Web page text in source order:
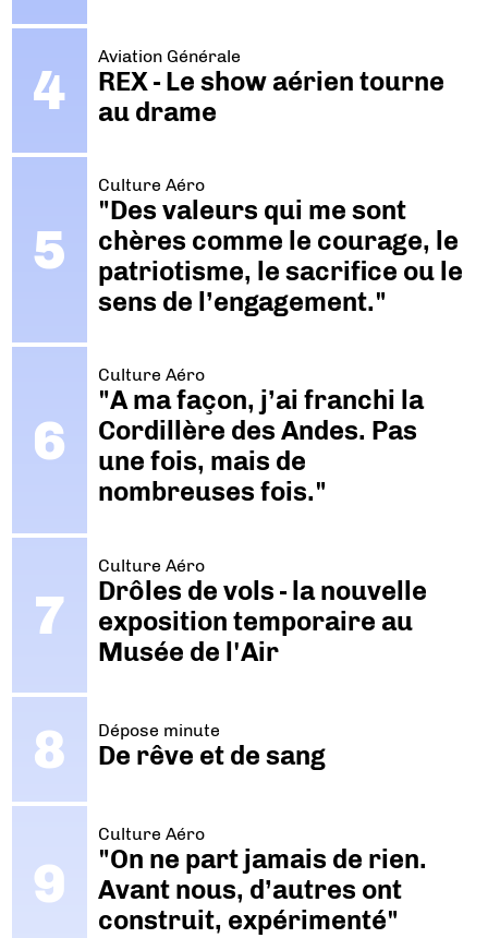
Aviation Générale
REX - Le show aérien tourne
au drame
Culture Aéro
"Des valeurs qui me sont
chères comme le courage, le
patriotisme, le sacrifice ou le
sens de l’engagement."
Culture Aéro
"A ma façon, j’ai franchi la
Cordillère des Andes. Pas
une fois, mais de
nombreuses fois."
Culture Aéro
Drôles de vols - la nouvelle
exposition temporaire au
Musée de l'Air
Dépose minute
De rêve et de sang
Culture Aéro
"On ne part jamais de rien.
Avant nous, d’autres ont
construit, expérimenté"